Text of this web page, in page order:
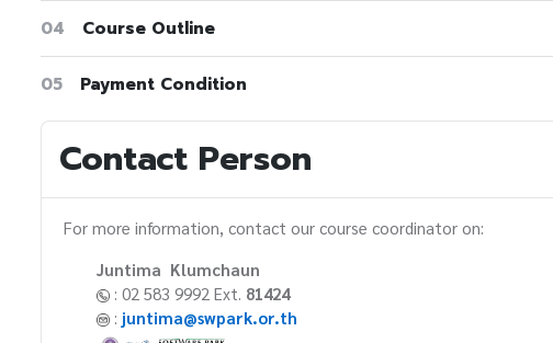
04 Course Outline
05 Payment Condition
Contact Person
For more information, contact our course coordinator on:
Juntima Klumchaun
: 02 583 9992 Ext. 81424
: juntima@swpark.or.th